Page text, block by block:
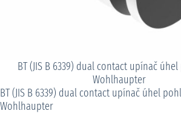
BT (JIS B 6339) dual contact upínač
Wohlhaupter
BT (JIS B 6339) dual contact upínač úhel
Wohlhaupter